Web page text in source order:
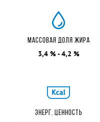
МАССОВАЯ ДОЛЯ ЖИРА
3,4 % - 4,2 %
ЭНЕРГ. ЦЕННОСТЬ